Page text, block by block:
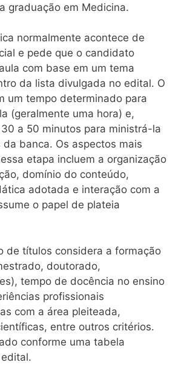
graduação em Medicina.
normalmente acontece de
e pede que o candidato
com base em um tema
da lista divulgada no edital. O
um tempo determinado para
(geralmente uma hora) e,
a 50 minutos para ministrá-la
da banca. Os aspectos mais
etapa incluem a organização
domínio do conteúdo,
adotada e interação com a
o papel de plateia
de títulos considera a formação
doutorado,
tempo de docência no ensino
profissionais
com a área pleiteada,
entre outros critérios.
conforme uma tabela